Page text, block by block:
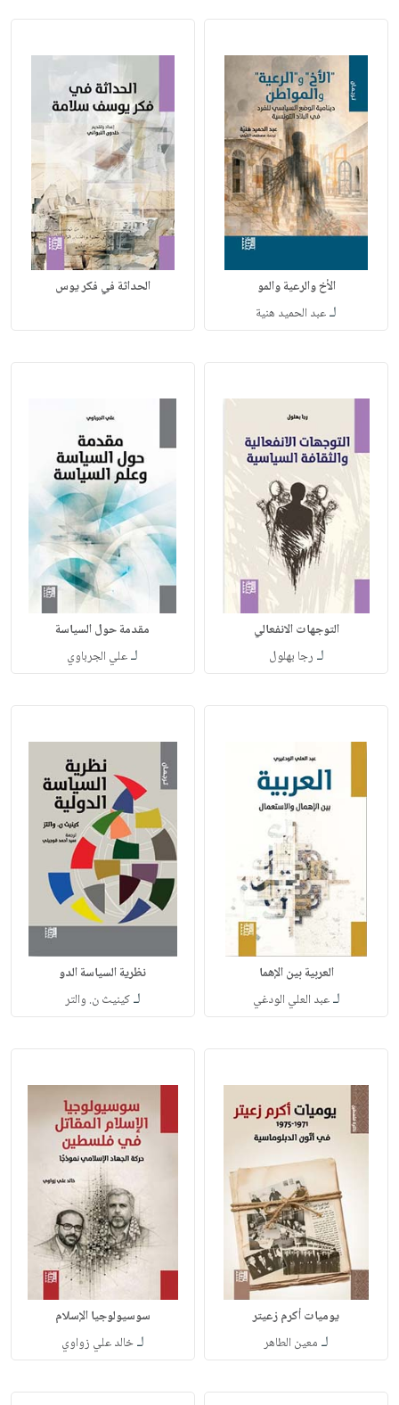
الأخ والرعية والمو
لـعبد الحميد هنية
الحداثة في فكر يوس
التوجهات الانفعالي
لـ رجا بهلول
مقدمة حول السياسة
لـعلي الجرباوي
العربية بين الإهما
لـعبد العلي الودغي
نظرية السياسة الدو
لـكينيث ن. والتر
يوميات أكرم زعيتر
لـ معين الطاهر
سوسيولوجيا الإسلام
لـخالد علي زواوي